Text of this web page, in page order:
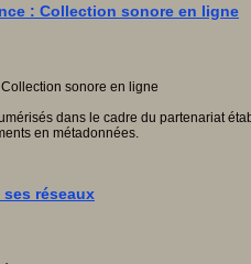
: Collection sonore en ligne
dans le cadre du partenariat
en métadonnées.
réseaux